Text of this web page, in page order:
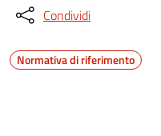
Condividi
Normativa di riferimento